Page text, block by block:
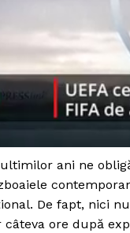
ani ne
De fapt, nici
ore după